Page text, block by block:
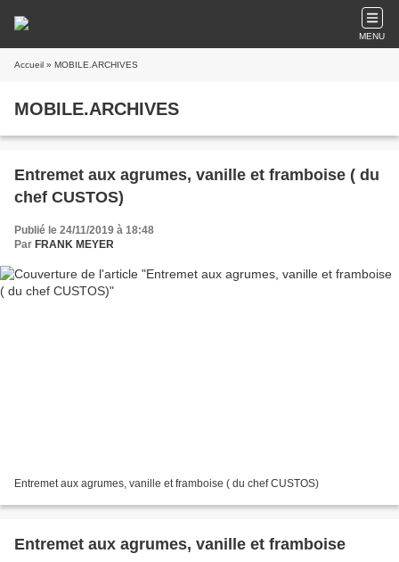
MENU
Accueil » MOBILE.ARCHIVES
MOBILE.ARCHIVES
Entremet aux agrumes, vanille et framboise ( du
chef CUSTOS)
Publié le 24/11/2019 à 18:48
Par FRANK MEYER
Entremet aux agrumes, vanille et framboise ( du chef CUSTOS)
Entremet aux agrumes, vanille et framboise